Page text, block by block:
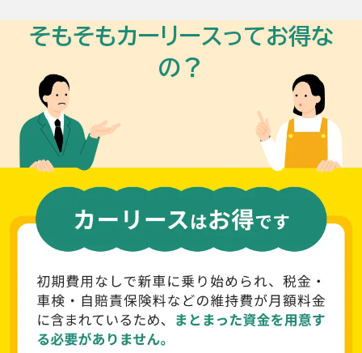
そもそもカーリースってお得な
の？